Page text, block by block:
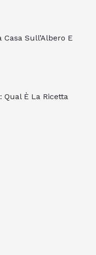
Casa Sull’Albero E
Qual È La Ricetta